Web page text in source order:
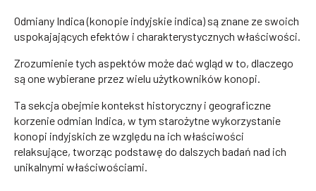
Odmiany Indica (konopie indyjskie indica) są znane ze swoich
uspokajających efektów i charakterystycznych właściwości.
Zrozumienie tych aspektów może dać wgląd w to, dlaczego
są one wybierane przez wielu użytkowników konopi.
Ta sekcja obejmie kontekst historyczny i geograficzne
korzenie odmian Indica, w tym starożytne wykorzystanie
konopi indyjskich ze względu na ich właściwości
relaksujące, tworząc podstawę do dalszych badań nad ich
unikalnymi właściwościami.